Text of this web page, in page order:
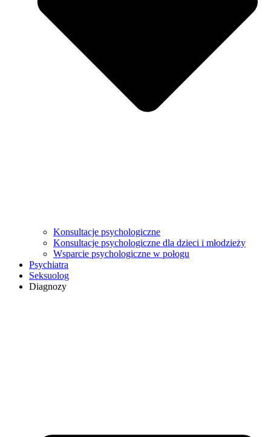
Konsultacje psychologiczne
Konsultacje psychologiczne dla dzieci i młodzieży
Wsparcie psychologiczne w połogu
Psychiatra
Seksuolog
Diagnozy